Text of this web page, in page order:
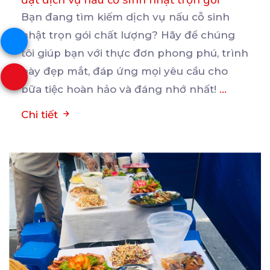
Bạn đang tìm kiếm dịch vụ nấu cỗ sinh
nhật trọn gói chất lượng? Hãy để chúng
tôi giúp bạn với thực đơn phong phú, trình
bày đẹp mắt, đáp ứng mọi yêu cầu cho
bữa tiệc hoàn hảo và đáng nhớ nhất! ...
Chi tiết